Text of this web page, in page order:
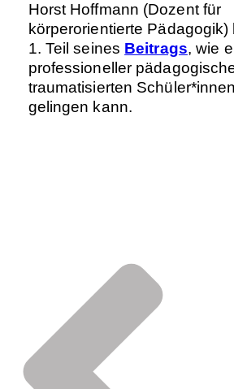
Horst Hoffmann (Dozent für
körperorientierte Pädagogik)
1. Teil seines Beitrags, wie
professioneller
traumatisierten
gelingen kann.